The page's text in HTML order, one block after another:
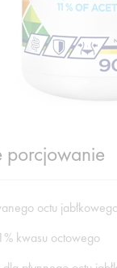
porcjowanie
octu
kwasu octowego